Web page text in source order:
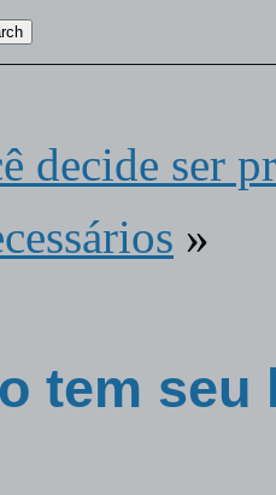
decide ser
»
tem seu